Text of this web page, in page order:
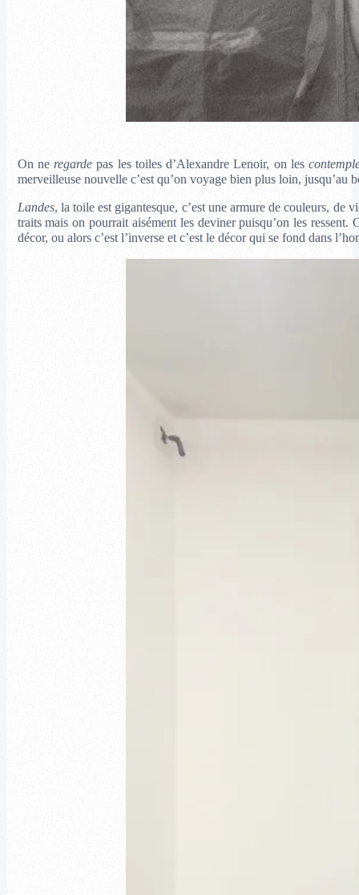
On neregardepas les toiles d’Alexandre Lenoir, on les
merveilleuse nouvelle c’est qu’on voyage bien plus loin,
Landes, la toile est gigantesque, c’est une armure de couleurs,
traits mais on pourrait aisément les deviner puisqu’on les
décor, ou alors c’est l’inverse et c’est le décor qui se fond dans